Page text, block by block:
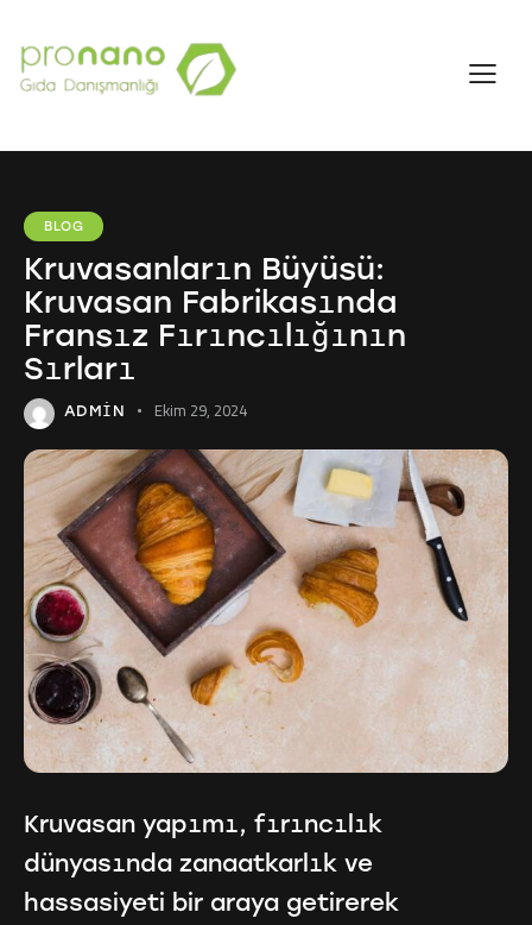
BLOG
Kruvasanların Büyüsü:
Kruvasan Fabrikasında
Fransız Fırıncılığının
Sırları
ADMIN Ekim 29, 2024
Kruvasan yapımı, fırıncılık
dünyasında zanaatkarlık ve
hassasiyeti bir araya getirerek